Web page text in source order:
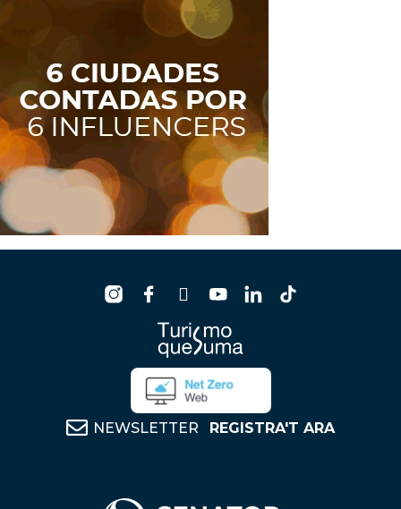
NEWSLETTER REGISTRA'T ARA